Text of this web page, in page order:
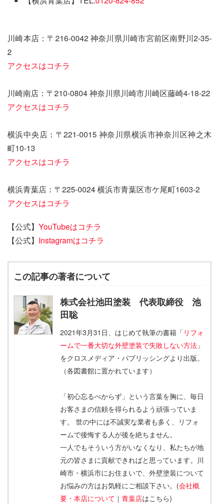
川崎本店：〒216-0042 神奈川県川崎市宮前区南野川2-35-
2
アクセスはコチラ
川崎南店：〒210-0804 神奈川県川崎市川崎区藤崎4-18-22
アクセスはコチラ
横浜中央店：〒221-0015 神奈川県横浜市神奈川区神之木
町10-13
アクセスはコチラ
横浜青葉店：〒225-0024 横浜市青葉区市ケ尾町1603-2
アクセスはコチラ
【公式】 YouTubeはコチラ
【公式】 Instagramはコチラ
この記事の著者について
株式会社池田塗装 代表取締役 池
田聡
2021年3月31日、はじめて執筆の書籍「 リフォ
ームで一番大切な外壁塗装で失敗しない方法 」
をクロスメディア・パブリッシングより出版。
（各図書館に置かれています）
「初心忘るべからず」という言葉を胸に、毎日
お客さまの信頼を得られるよう頑張っていま
す。 世の中には不誠実な業者も多く、リフォ
ームで後悔する人が後を絶ちません。
一人でもそういう方がいなくなり、私たちが地
元の皆さまに貢献できればと思っています。川
崎市・横浜市にお住まいで、外壁塗装について
お悩みの方はお気軽にご相談下さい。(会社概
要・本店について ｜ 青葉店はこちら)